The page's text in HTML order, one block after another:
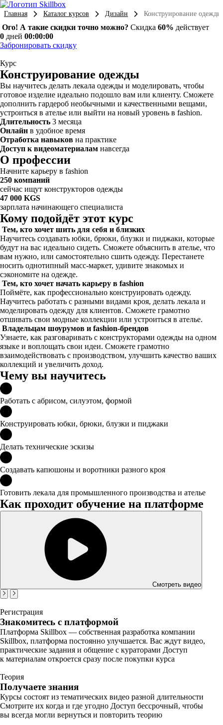
Главная Каталог курсов Дизайн Конструирование одежды
Ого! А такие скидки точно можно? Скидка 60% действует
0 дней 00:00:00
Забронировать скидку
Курс
Конструирование одежды
Вы научитесь делать лекала одежды и моделировать, чтобы
готовое изделие идеально подошло вам или клиенту. Сможете
дополнить гардероб необычными и качественными вещами,
устроиться в ателье или выйти на новый уровень в fashion.
Длительность 3 месяца
Онлайн в удобное время
Отработка навыков на практике
Доступ к видеоматериалам навсегда
О профессии
Начните карьеру в fashion
250 компаний
сейчас ищут конструкторов одежды
47 000 KGS
зарплата начинающего специалиста
Кому подойдёт этот курс
Тем, кто хочет шить для себя и близких
Научитесь создавать юбки, брюки, блузки и пиджаки, которые
будут на вас идеально сидеть. Сможете объяснить в ателье, что
вам нужно, или самостоятельно сшить одежду. Перестанете
носить однотипный масс-маркет, удивите знакомых и
сэкономите на одежде.
Тем, кто хочет начать карьеру в fashion
Поймёте, как профессионально конструировать одежду.
Научитесь работать с разными видами кроя, делать лекала и
моделировать одежду для клиентов. Сможете грамотно
отшивать свои модные коллекции или устроиться в ателье.
Владельцам шоурумов и fashion-брендов
Узнаете, как разговаривать с конструкторами одежды на одном
языке и воплощать свои идеи. Сможете грамотно
взаимодействовать с производством, улучшить качество ваших
коллекций и увеличить доход.
Чему вы научитесь
Работать с абрисом, силуэтом, формой
Конструировать юбки, брюки, блузки и пиджаки
Делать технические эскизы
Создавать капюшоны и воротники разного кроя
Готовить лекала для промышленного производства и ателье
Как проходит обучение на платформе
Смотреть видео
Регистрация
Знакомитесь с платформой
Платформа Skillbox — собственная разработка компании
Skillbox, платформа постоянно улучшается. Вас ждут видео,
практические задания и общение с кураторами Доступ
к материалам откроется сразу после покупки курса
Теория
Получаете знания
Курсы состоят из тематических видео разной длительности
Смотрите их когда и где угодно Доступ бессрочный, чтобы
вы всегда могли вернуться и повторить теорию